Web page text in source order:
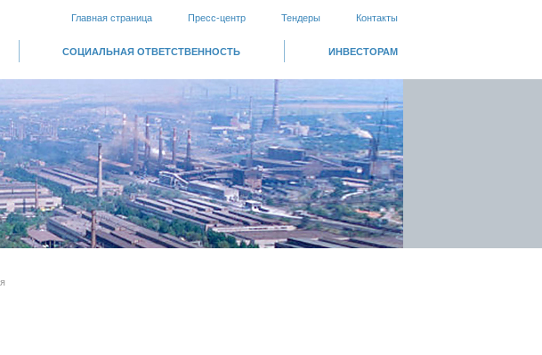
Главная страница Пресс-центр Тендеры Контакты
СОЦИАЛЬНАЯ ОТВЕТСТВЕННОСТЬ ИНВЕСТОРАМ